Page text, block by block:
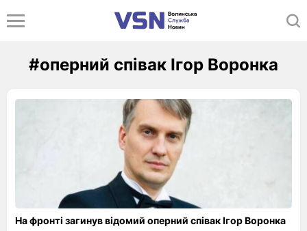
#оперний співак Ігор Воронка
На фронті загинув відомий оперний співак Ігор Воронка